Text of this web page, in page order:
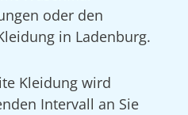
oder den
in Ladenburg.
Kleidung wird
Intervall an Sie